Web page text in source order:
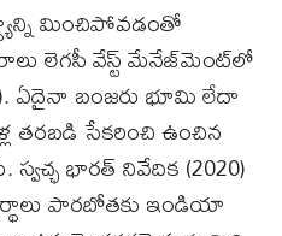
మించిపోవడంతో
లెగసీ వేస్ట్ మేనేజ్‌మెంట్‌లో
ఏదైనా బంజరు భూమి లేదా
తరబడి సేకరించి ఉంచిన
స్వచ్ఛ భారత్ నివేదిక (2020)
పారబోతకు ఇండియా